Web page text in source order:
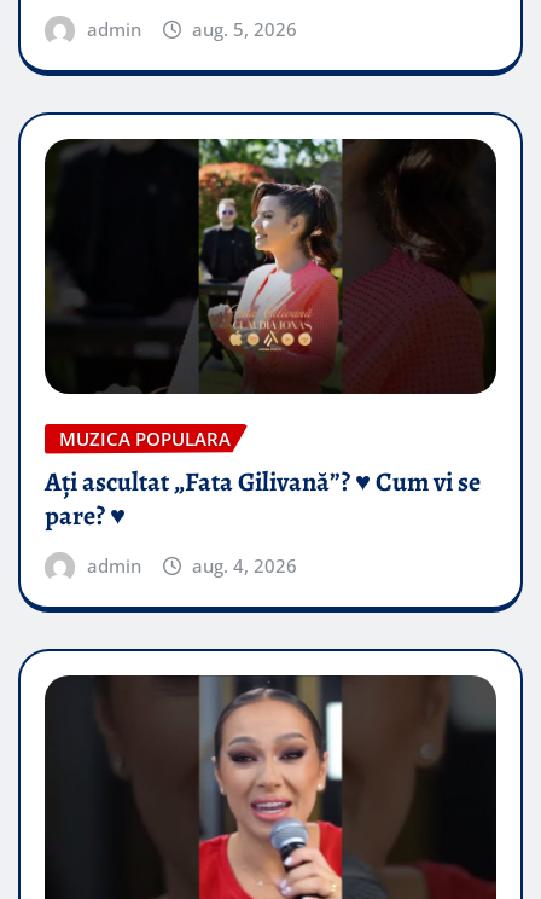
admin aug. 5, 2026
MUZICA POPULARA
Ați ascultat „Fata Gilivană”? ♥️ Cum vi se
pare? ♥️
admin aug. 4, 2026